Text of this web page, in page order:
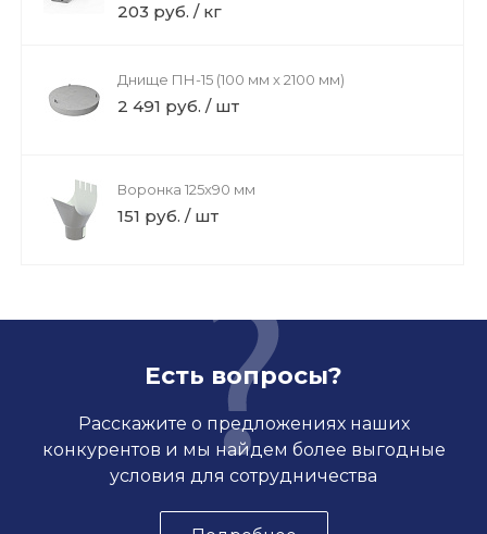
203 руб. / кг
Днище ПН-15 (100 мм х 2100 мм)
2 491 руб. / шт
Воронка 125x90 мм
151 руб. / шт
Есть вопросы?
Расскажите о предложениях наших
конкурентов и мы найдем более выгодные
условия для сотрудничества